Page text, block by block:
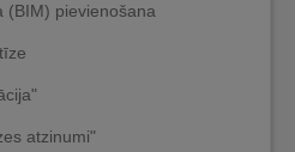
(BIM) pievienošana
atzinumi"